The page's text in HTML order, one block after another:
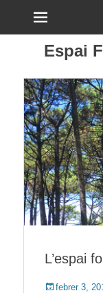
Espai
L’espai
Posted
febrer 3,